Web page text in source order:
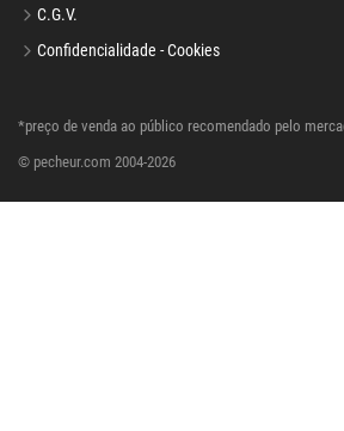
C.G.V.
Confidencialidade - Cookies
*preço de venda ao público recomendado pelo
© pecheur.com 2004-2026